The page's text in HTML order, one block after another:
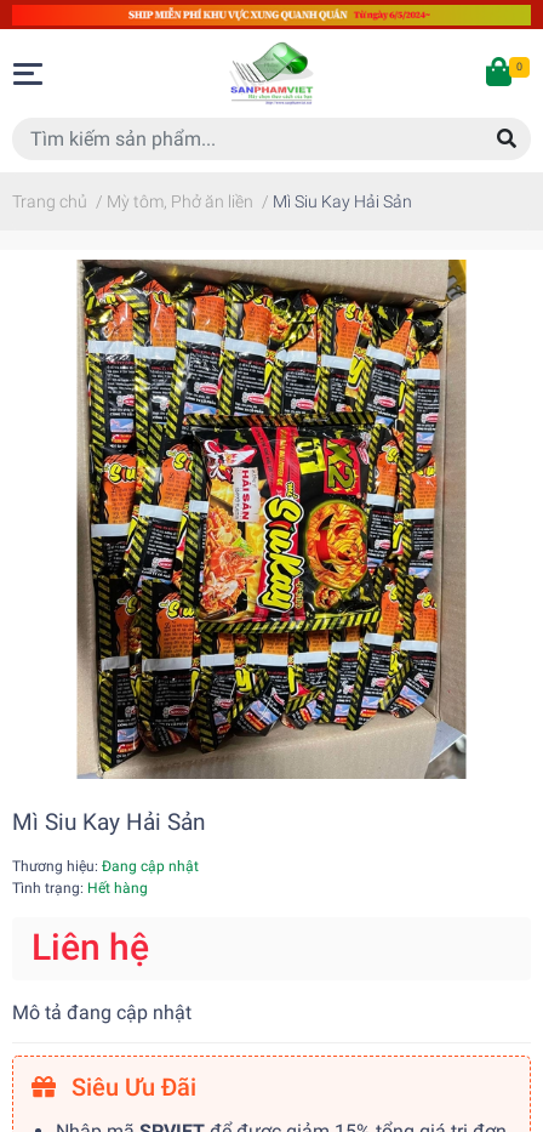
0
Trang chủ / Mỳ tôm, Phở ăn liền / Mì Siu Kay Hải Sản
Mì Siu Kay Hải Sản
Thương hiệu: Đang cập nhật
Tình trạng: Hết hàng
Liên hệ
Mô tả đang cập nhật
Siêu Ưu Đãi